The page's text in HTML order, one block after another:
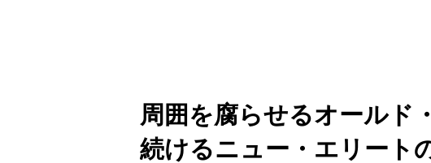
周囲を腐らせるオールド
続けるニュー・エリート